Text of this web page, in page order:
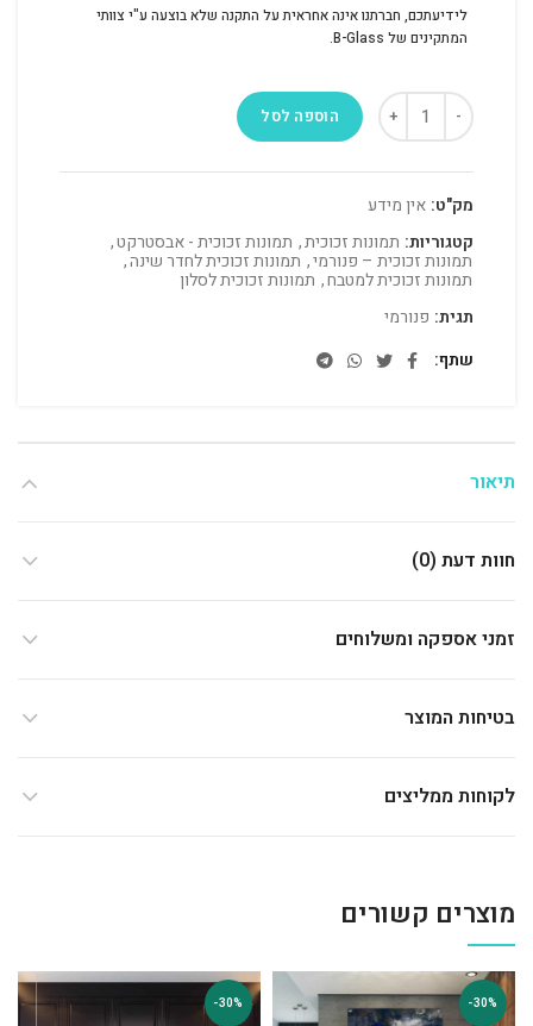
לידיעתכם, חברתנו אינה אחראית על התקנה שלא בוצעה ע"י צוותי
המתקינים של B-Glass.
הוספה לסל
מק"ט: אין מידע
קטגוריות: תמונות זכוכית, תמונות זכוכית - אבסטרקט,
תמונות זכוכית – פנורמי, תמונות זכוכית לחדר שינה,
תמונות זכוכית למטבח, תמונות זכוכית לסלון
תגית: פנורמי
שתף
תיאור
חוות דעת (0)
זמני אספקה ומשלוחים
בטיחות המוצר
לקוחות ממליצים
מוצרים קשורים
-30%
-30%